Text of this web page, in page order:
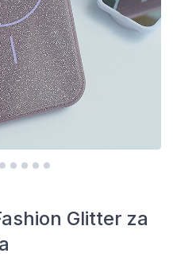
Glitter za